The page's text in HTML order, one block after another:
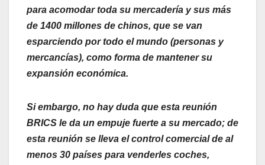
para acomodar toda su mercadería y sus más
de 1400 millones de chinos, que se van
esparciendo por todo el mundo (personas y
mercancías), como forma de mantener su
expansión económica.
Si embargo, no hay duda que esta reunión
BRICS le da un empuje fuerte a su mercado; de
esta reunión se lleva el control comercial de al
menos 30 países para venderles coches,